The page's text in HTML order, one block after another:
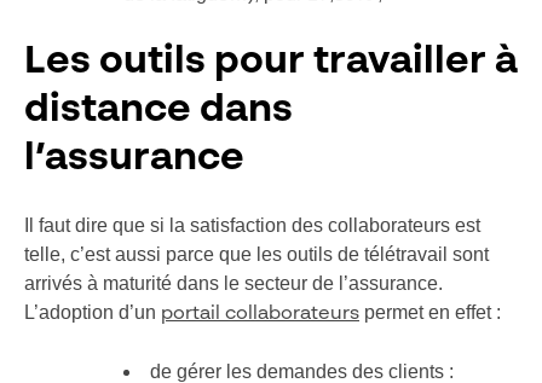
Les outils pour travailler à
distance dans
l’assurance
Il faut dire que si la satisfaction des collaborateurs est
telle, c’est aussi parce que les outils de télétravail sont
arrivés à maturité dans le secteur de l’assurance.
L’adoption d’un portail collaborateurs permet en effet :
de gérer les demandes des clients :